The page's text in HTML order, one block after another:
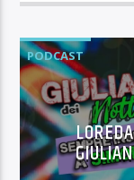
PODCAST